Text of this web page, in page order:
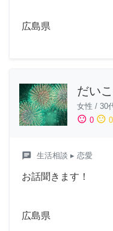
広島県
だい
女性 / 30
sentiment_satisfied 0 sentiment_neutral 0
chat 生活相談 ▸ 恋愛
お話聞きます！
広島県